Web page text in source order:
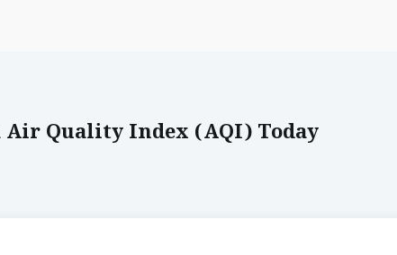
Air Quality Index (AQI) Today